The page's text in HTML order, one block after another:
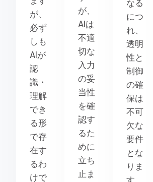
が、
必ず
しも
AIが
認
識・
理解
でき
る形
で存
在す
るわ
けで
が、
AIは
不適
切な
入力
の妥
当性
を確
認す
るた
めに
立ち
止ま
なる
につ
れ、
透明
性と
制御
の確
保は
不可
欠な
要件
とな
りま